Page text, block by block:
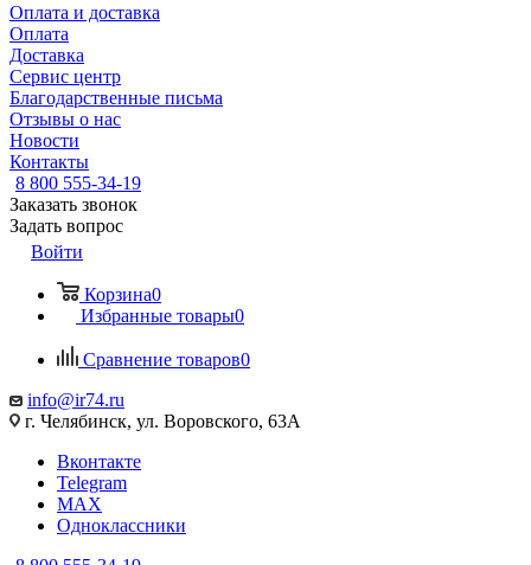
Оплата и доставка
Оплата
Доставка
Сервис центр
Благодарственные письма
Отзывы о нас
Новости
Контакты
8 800 555-34-19
Заказать звонок
Задать вопрос
Войти
Корзина0
Избранные товары0
Сравнение товаров0
info@ir74.ru
г. Челябинск, ул. Воровского, 63А
Вконтакте
Telegram
MAX
Одноклассники